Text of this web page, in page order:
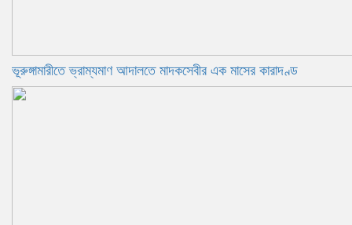
ভূরুঙ্গামারীতে ভ্রাম্যমাণ আদালতে মাদকসেবীর এক মাসের কারাদণ্ড